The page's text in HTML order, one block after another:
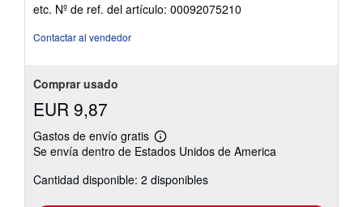
de
etc. Nº de ref. del artículo: 00092075210
Contactar al vendedor
Comprar usado
EUR 9,87
Gastos de envío gratis
Más
información
las
tarifas
Se envía dentro de Estados Unidos de America
Cantidad disponible: 2 disponibles